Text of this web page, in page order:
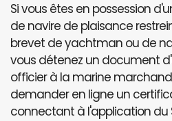
Si vous êtes en possession
de navire de plaisance
brevet de yachtman ou de
vous détenez un document
officier à la marine
demander en ligne un
connectant à l'application du